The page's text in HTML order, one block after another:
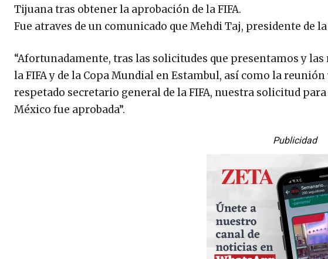
Tijuana tras obtener la aprobación de la FIFA.
Fue atraves de un comunicado que Mehdi Taj, presidente de
“Afortunadamente, tras las solicitudes que presentamos y
la FIFA y de la Copa Mundial en Estambul, así como la
respetado secretario general de la FIFA, nuestra solicitud
México fue aprobada”.
Publicidad